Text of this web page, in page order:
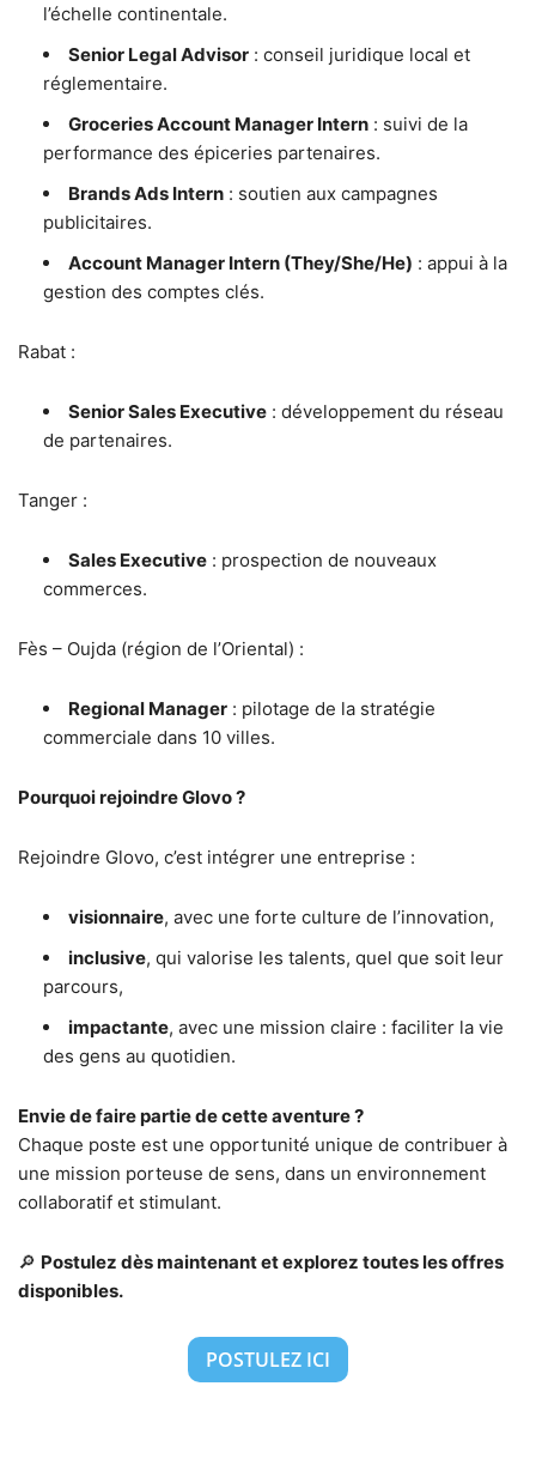
l’échelle continentale.
Senior Legal Advisor : conseil juridique local et
réglementaire.
Groceries Account Manager Intern : suivi de la
performance des épiceries partenaires.
Brands Ads Intern : soutien aux campagnes
publicitaires.
Account Manager Intern (They/She/He) : appui à la
gestion des comptes clés.
Rabat :
Senior Sales Executive : développement du réseau
de partenaires.
Tanger :
Sales Executive : prospection de nouveaux
commerces.
Fès – Oujda (région de l’Oriental) :
Regional Manager : pilotage de la stratégie
commerciale dans 10 villes.
Pourquoi rejoindre Glovo ?
Rejoindre Glovo, c’est intégrer une entreprise :
visionnaire, avec une forte culture de l’innovation,
inclusive, qui valorise les talents, quel que soit leur
parcours,
impactante, avec une mission claire : faciliter la vie
des gens au quotidien.
Envie de faire partie de cette aventure ?
Chaque poste est une opportunité unique de contribuer à
une mission porteuse de sens, dans un environnement
collaboratif et stimulant.
🔎 Postulez dès maintenant et explorez toutes les offres
disponibles.
POSTULEZ ICI